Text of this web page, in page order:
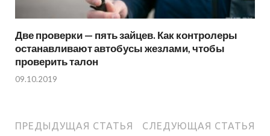
Две проверки — пять зайцев. Как контролеры
останавливают автобусы жезлами, чтобы
проверить талон
09.10.2019
ПРЕДЫДУЩАЯ СТАТЬЯ СЛЕДУЮЩАЯ СТАТЬЯ